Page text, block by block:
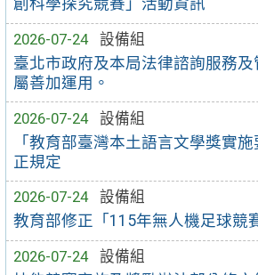
創科學探究競賽」活動資訊
2026-07-24
設備組
臺北市政府及本局法律諮詢服務
屬善加運用。
2026-07-24
設備組
「教育部臺灣本土語言文學獎實
正規定
2026-07-24
設備組
教育部修正「115年無人機足球競
2026-07-24
設備組